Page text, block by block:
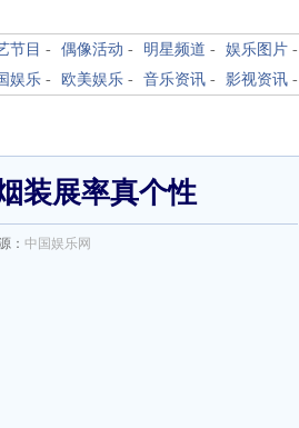
节目 - 偶像活动 - 明星频道 - 娱乐图片 -
娱乐 - 欧美娱乐 - 音乐资讯 - 影视资讯 -
装展率真个性
： 中国娱乐网